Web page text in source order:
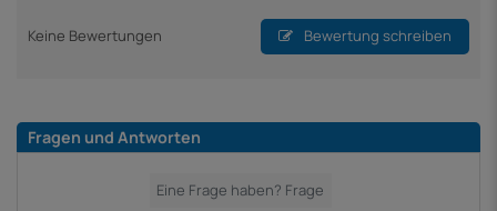
Keine Bewertungen Bewertung schreiben
Fragen und Antworten